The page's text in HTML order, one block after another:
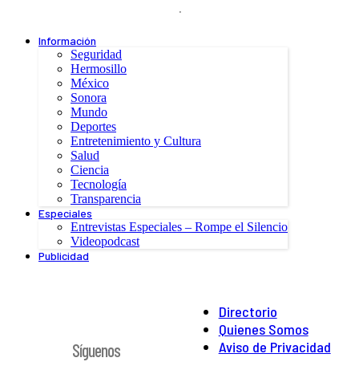
.
Información
Seguridad
Hermosillo
México
Sonora
Mundo
Deportes
Entretenimiento y Cultura
Salud
Ciencia
Tecnología
Transparencia
Especiales
Entrevistas Especiales – Rompe el Silencio
Videopodcast
Publicidad
Directorio
Quienes Somos
Aviso de Privacidad
Síguenos